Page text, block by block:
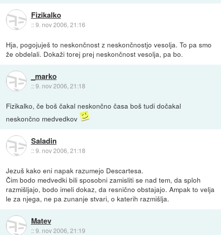
Fizikalko
::9. nov 2006, 21:16
Hja, pogojuješ to neskončnost z neskončnostjo vesolja. To pa smo
že obdelali. Dokaži torej prej neskončnost vesolja, pa bo.
_marko
::9. nov 2006, 21:18
Fizikalko, če boš čakal neskončno časa boš tudi dočakal
neskončno medvedkov
Saladin
::9. nov 2006, 21:18
Jezuš kako eni napak razumejo Descartesa.
Čim bodo medvedki bili sposobni zamisliti se nad tem, da sploh
razmišljajo, bodo imeli dokaz, da resnično obstajajo. Ampak to velja
le za njega, ne pa zunanje stvari, o katerih razmišlja.
Matev
::9. nov 2006, 21:19